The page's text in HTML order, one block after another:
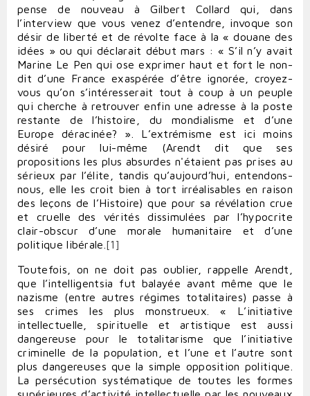
pense de nouveau à Gilbert Collard qui, dans
l’interview que vous venez d’entendre, invoque son
désir de liberté et de révolte face à la « douane des
idées » ou qui déclarait début mars : « S’il n’y avait
Marine Le Pen qui ose exprimer haut et fort le non-
dit d’une France exaspérée d’être ignorée, croyez-
vous qu’on s’intéresserait tout à coup à un peuple
qui cherche à retrouver enfin une adresse à la poste
restante de l’histoire, du mondialisme et d’une
Europe déracinée? ». L’extrémisme est ici moins
désiré pour lui-même (Arendt dit que ses
propositions les plus absurdes n'étaient pas prises au
sérieux par l’élite, tandis qu’aujourd’hui, entendons-
nous, elle les croit bien à tort irréalisables en raison
des leçons de l’Histoire) que pour sa révélation crue
et cruelle des vérités dissimulées par l’hypocrite
clair-obscur d’une morale humanitaire et d’une
politique libérale. [1]
Toutefois, on ne doit pas oublier, rappelle Arendt,
que l’intelligentsia fut balayée avant même que le
nazisme (entre autres régimes totalitaires) passe à
ses crimes les plus monstrueux. « L’initiative
intellectuelle, spirituelle et artistique est aussi
dangereuse pour le totalitarisme que l’initiative
criminelle de la population, et l’une et l’autre sont
plus dangereuses que la simple opposition politique.
La persécution systématique de toutes les formes